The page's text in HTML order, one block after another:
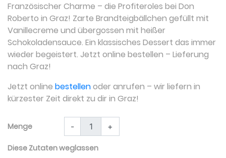
Französischer Charme – die Profiteroles bei Don
Roberto in Graz! Zarte Brandteigbällchen gefüllt mit
Vanillecreme und übergossen mit heißer
Schokoladensauce. Ein klassisches Dessert das immer
wieder begeistert. Jetzt online bestellen – Lieferung
nach Graz!
Jetzt online bestellenoder anrufen – wir liefern in
kürzester Zeit direkt zu dir in Graz!
Menge - +
Diese Zutaten weglassen